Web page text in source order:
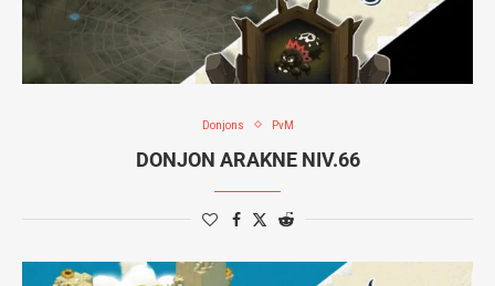
Donjons PvM
DONJON ARAKNE NIV.66